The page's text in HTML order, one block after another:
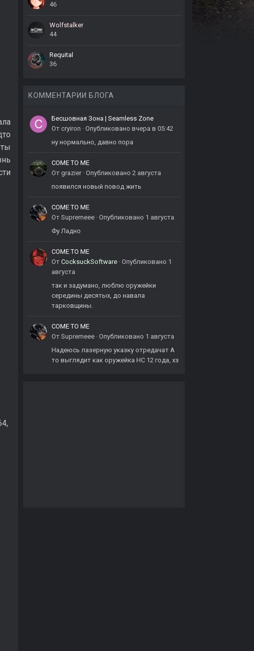
46
Wolfstalker
44
Requital
36
КОММЕНТАРИИ БЛОГА
Бесшовная Зона | Seamless Zone
От cryiron · Опубликовано вчера в 05:42
ну нормально, давно пора
COME TO ME
От grazier · Опубликовано 2 августа
появился новый повод жить
COME TO ME
От Supremeee · Опубликовано 1 августа
Фу Ладно
COME TO ME
От CocksuckSoftware · Опубликовано 1
августа
так и задумано, люблю оружейки
середины десятых, до навала
тарковщины.
COME TO ME
От Supremeee · Опубликовано 1 августа
Надеюсь лазерную указку отредачат А
то выглядит как оружейка НС 12 года, хз